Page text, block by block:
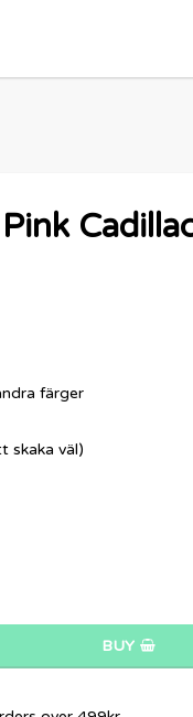
färger
skaka väl)
BUY